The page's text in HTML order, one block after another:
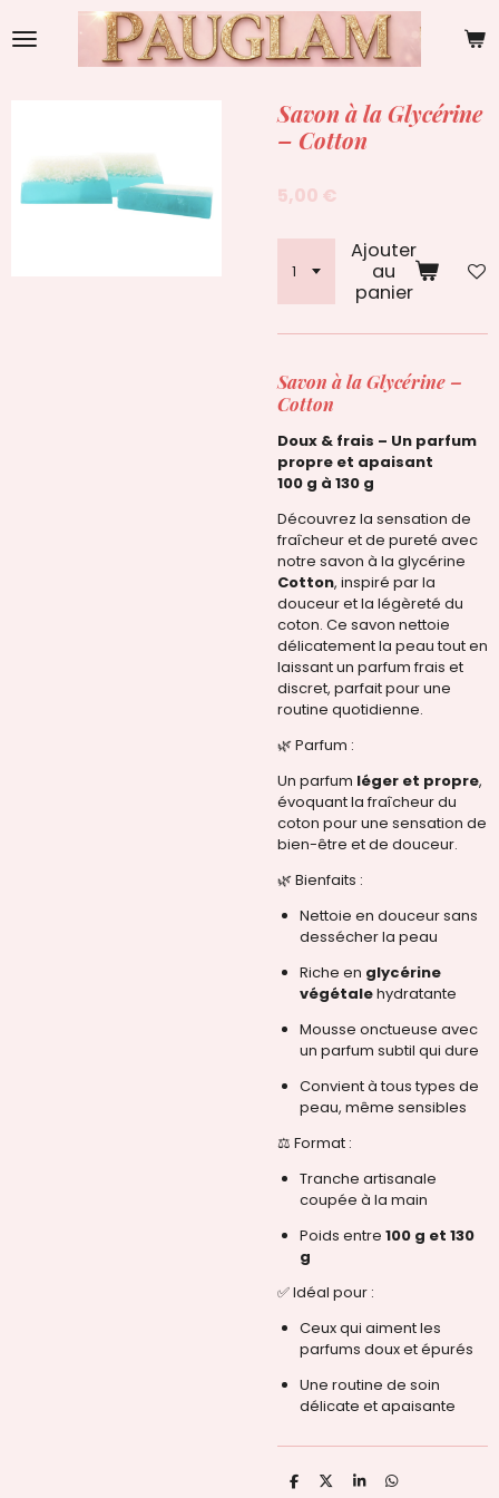
au
Savon à la Glycérine
– Cotton
5,00 €
Ajouter
au
panier
Savon à la Glycérine –
Cotton
Doux & frais – Un parfum
propre et apaisant
100 g à 130 g
Découvrez la sensation de
fraîcheur et de pureté avec
notre savon à la glycérine
Cotton, inspiré par la
douceur et la légèreté du
coton. Ce savon nettoie
délicatement la peau tout en
laissant un parfum frais et
discret, parfait pour une
routine quotidienne.
🌿 Parfum :
Un parfum léger et propre,
évoquant la fraîcheur du
coton pour une sensation de
bien-être et de douceur.
🌿 Bienfaits :
Nettoie en douceur sans
dessécher la peau
Riche en glycérine
végétalehydratante
Mousse onctueuse avec
un parfum subtil qui dure
Convient à tous types de
peau, même sensibles
⚖️ Format :
Tranche artisanale
coupée à la main
Poids entre 100 g et 130
g
✅ Idéal pour :
Ceux qui aiment les
parfums doux et épurés
Une routine de soin
délicate et apaisante
P
P
P
P